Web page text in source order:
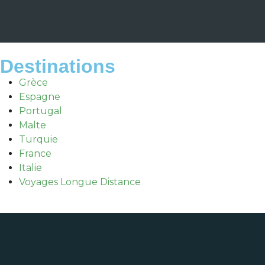
Destinations
Grèce
Espagne
Portugal
Malte
Turquie
France
Italie
Voyages Longue Distance